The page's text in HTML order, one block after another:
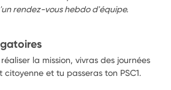
rendez-vous hebdo d'équipe.
la mission, vivras des journées
et tu passeras ton PSC1.